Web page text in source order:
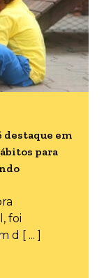
destaque em
para
foi
d [ ... ]